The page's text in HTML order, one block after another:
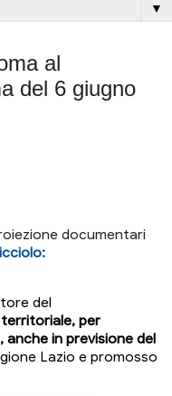
▼
al
del 6 giugno
documentari
del
per
anche in previsione del
Lazio e promosso